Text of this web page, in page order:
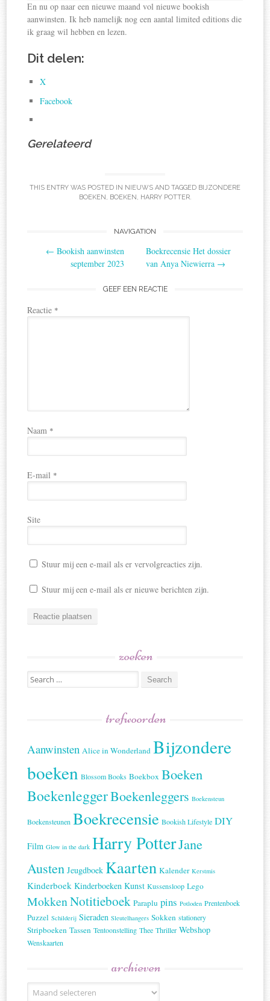
En nu op naar een nieuwe maand vol nieuwe bookish
aanwinsten. Ik heb namelijk nog een aantal limited editions die
ik graag wil hebben en lezen.
Dit delen:
X
Facebook
Gerelateerd
THIS ENTRY WAS POSTED IN NIEUWS AND TAGGED BIJZONDERE
BOEKEN , BOEKEN , HARRY POTTER.
navigation
NAVIGATION
← Bookish aanwinsten
september 2023
Boekrecensie Het dossier
van Anya Niewierra →
GEEF EEN REACTIE
Reactie *
Naam *
E-mail *
Site
Stuur mij een e-mail als er vervolgreacties zijn.
Stuur mij een e-mail als er nieuwe berichten zijn.
zoeken
Search
for:
trefwoorden
Aanwinsten Alice in Wonderland Bijzondere
boeken Blossom Books Boekbox Boeken
BoekenleggerBoekenleggers Boekensteun
Boekensteunen Boekrecensie Bookish Lifestyle DIY
Film Glow in the dark Harry PotterJane
Austen Jeugdboek Kaarten Kalender Kerstmis
Kinderboek Kinderboeken Kunst Kussensloop Lego
MokkenNotitieboek Paraplu pins Potloden Prentenboek
Puzzel Schilderij Sieraden Sleutelhangers Sokken stationery
Stripboeken Tassen Tentoonstelling Thee Thriller Webshop
Wenskaarten
archieven
Archieven